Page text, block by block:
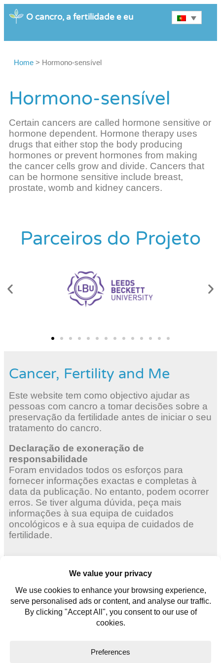
O cancro, a fertilidade e eu
Home > Hormono-sensível
Hormono-sensível
Certain cancers are called hormone sensitive or
hormone dependent. Hormone therapy uses
drugs that either stop the body producing
hormones or prevent hormones from making
the cancer cells grow and divide. Cancers that
can be hormone sensitive include breast,
prostate, womb and kidney cancers.
Parceiros do Projeto
Cancer, Fertility and Me
Este website tem como objectivo ajudar as
pessoas com cancro a tomar decisões sobre a
preservação da fertilidade antes de iniciar o seu
tratamento do cancro.
Declaração de exoneração de
responsabilidade
Foram envidados todos os esforços para
fornecer informações exactas e completas à
data da publicação. No entanto, podem ocorrer
erros. Se tiver alguma dúvida, peça mais
informações à sua equipa de cuidados
oncológicos e à sua equipa de cuidados de
fertilidade.
Homens jovens
Contate-nos